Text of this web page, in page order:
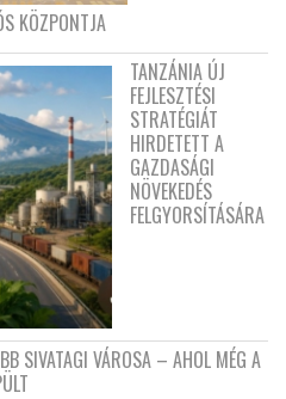
KÖZPONTJA
TANZÁNIA ÚJ
FEJLESZTÉSI
STRATÉGIÁT
HIRDETETT A
GAZDASÁGI
NÖVEKEDÉS
FELGYORSÍTÁSÁRA
SIVATAGI VÁROSA – AHOL MÉG A